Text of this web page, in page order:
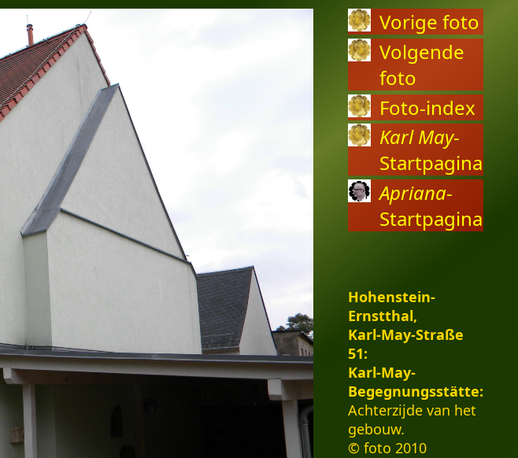
Vorige foto
Volgende
foto
Foto-index
Karl May-
Startpagina
Apriana-
Startpagina
Hohenstein-
Ernstthal,
Karl-May-Straße
51:
Karl-May-
Begegnungsstätte:
Achterzijde van het
gebouw.
© foto 2010